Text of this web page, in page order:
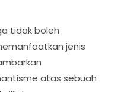
tidak boleh
jenis
atas sebuah